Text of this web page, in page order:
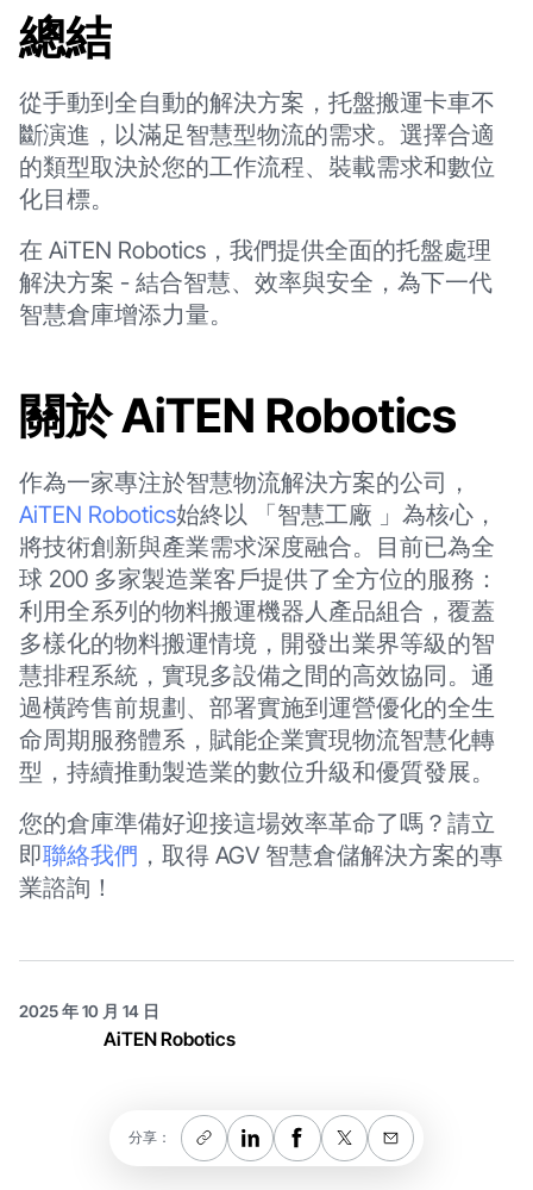
總結
從手動到全自動的解決方案，托盤搬運卡車不
斷演進，以滿足智慧型物流的需求。選擇合適
的類型取決於您的工作流程、裝載需求和數位
化目標。
在 AiTEN Robotics，我們提供全面的托盤處理
解決方案 - 結合智慧、效率與安全，為下一代
智慧倉庫增添力量。
關於 AiTEN Robotics
作為一家專注於智慧物流解決方案的公司，
AiTEN Robotics始終以 「智慧工廠 」為核心，
將技術創新與產業需求深度融合。目前已為全
球 200 多家製造業客戶提供了全方位的服務：
利用全系列的物料搬運機器人產品組合，覆蓋
多樣化的物料搬運情境，開發出業界等級的智
慧排程系統，實現多設備之間的高效協同。通
過橫跨售前規劃、部署實施到運營優化的全生
命周期服務體系，賦能企業實現物流智慧化轉
型，持續推動製造業的數位升級和優質發展。
您的倉庫準備好迎接這場效率革命了嗎？請立
即聯絡我們 ，取得 AGV 智慧倉儲解決方案的專
業諮詢！
2025 年 10 月 14 日
AiTEN Robotics
分享：